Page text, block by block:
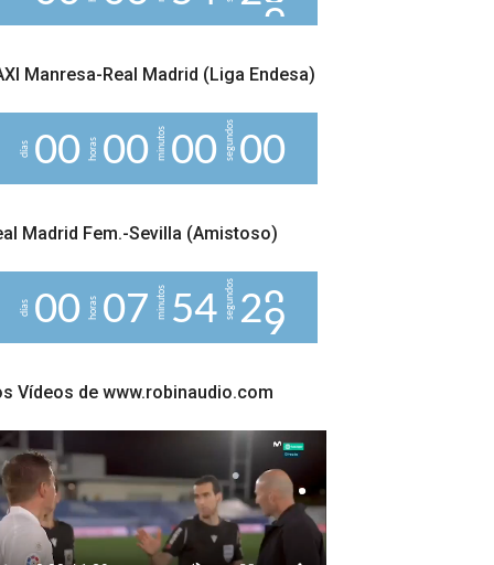
Manresa-Real Madrid (Liga Endesa)
días 00 horas 00 minutos 00segundos00
Madrid Fem.-Sevilla (Amistoso)
días 00 horas 07 minutos 54segundos28
Vídeos de www.robinaudio.com